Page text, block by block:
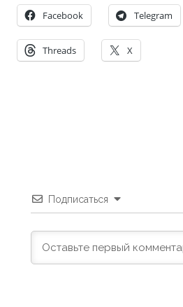
Facebook Telegram
Threads X
Подписаться